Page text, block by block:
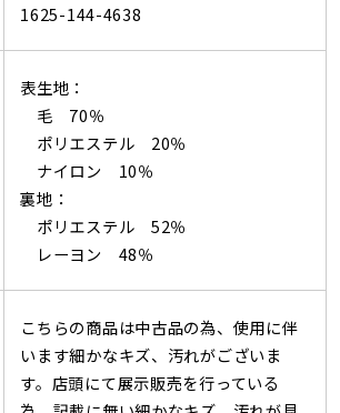
1625-144-4638
表生地：
毛 70％
ポリエステル 20％
ナイロン 10％
裏地：
ポリエステル 52％
レーヨン 48％
こちらの商品は中古品の為、使用に伴
います細かなキズ、汚れがございま
す。店頭にて展示販売を行っている